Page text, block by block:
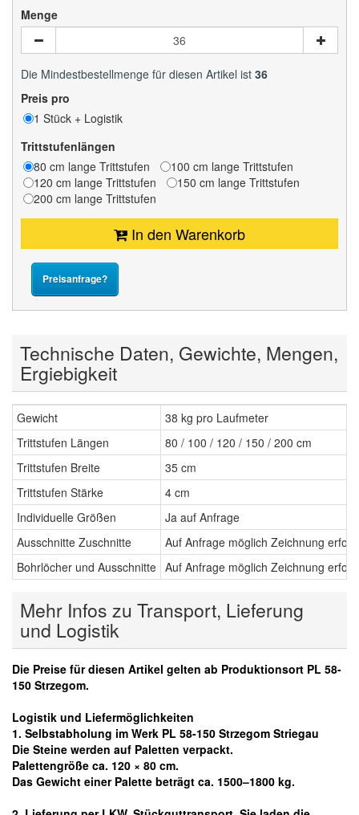
Menge
Die Mindestbestellmenge für diesen Artikel ist 36
Preis pro
1 Stück + Logistik
Trittstufenlängen
80 cm lange Trittstufen
100 cm lange Trittstufen
120 cm lange Trittstufen
150 cm lange Trittstufen
200 cm lange Trittstufen
In den Warenkorb
Preisanfrage?
Technische Daten, Gewichte, Mengen,
Ergiebigkeit
Gewicht
38 kg pro Laufmeter
Trittstufen Längen
80 / 100 / 120 / 150 / 200 cm
Trittstufen Breite
35 cm
Trittstufen Stärke
4 cm
Individuelle Größen
Ja auf Anfrage
Ausschnitte Zuschnitte
Auf Anfrage möglich Zeichnung
Bohrlöcher und Ausschnitte Auf Anfrage möglich Zeichnung
Mehr Infos zu Transport, Lieferung
und Logistik
Die Preise für diesen Artikel gelten ab Produktionsort PL 58-
150 Strzegom.
Logistik und Liefermöglichkeiten
1. Selbstabholung im Werk PL 58-150 Strzegom Striegau
Die Steine werden auf Paletten verpackt.
Palettengröße ca. 120 × 80 cm.
Das Gewicht einer Palette beträgt ca. 1500–1800 kg.